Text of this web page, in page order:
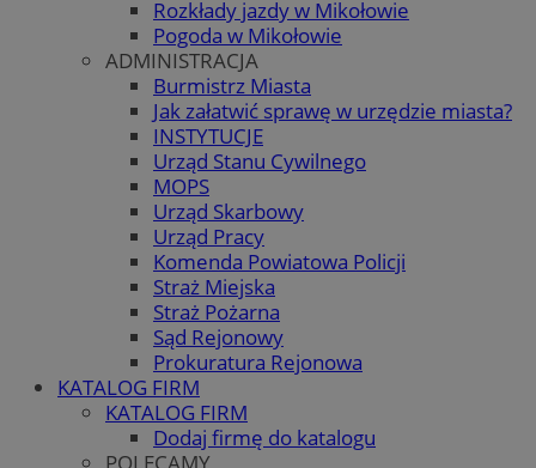
Rozkłady jazdy w Mikołowie
Pogoda w Mikołowie
ADMINISTRACJA
Burmistrz Miasta
Jak załatwić sprawę w urzędzie miasta?
INSTYTUCJE
Urząd Stanu Cywilnego
MOPS
Urząd Skarbowy
Urząd Pracy
Komenda Powiatowa Policji
Straż Miejska
Straż Pożarna
Sąd Rejonowy
Prokuratura Rejonowa
KATALOG FIRM
KATALOG FIRM
Dodaj firmę do katalogu